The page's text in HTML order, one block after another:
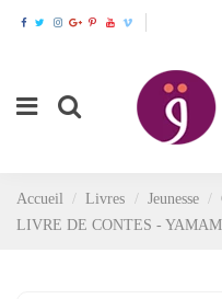
Accueil Livres Jeunesse
LIVRE DE CONTES -